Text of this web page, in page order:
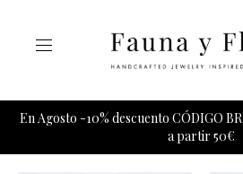
En Agosto -10% descuento CÓDIGO
a partir 50€